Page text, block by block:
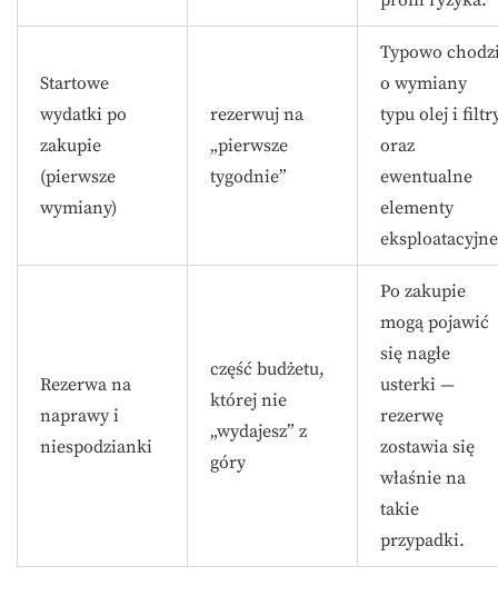
Startowe
wydatki po
zakupie
(pierwsze
wymiany)
rezerwuj na
„pierwsze
tygodnie”
Typowo
o wymiany
typu olej i
oraz
ewentualne
elementy
Rezerwa na
naprawy i
niespodzianki
część budżetu,
której nie
„wydajesz” z
góry
Po zakupie
mogą pojawić
się nagłe
usterki —
rezerwę
zostawia się
właśnie na
takie
przypadki.